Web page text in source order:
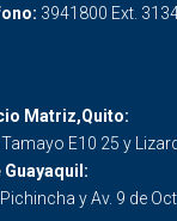
3941800 Ext.
Matriz,Quito:
E10 25 y
Guayaquil:
Pichincha y Av. 9 de